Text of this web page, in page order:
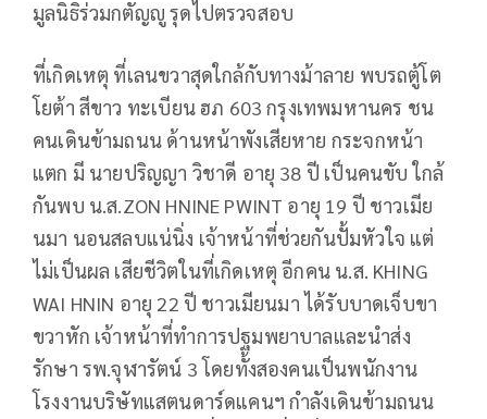
มูลนิธิร่วมกตัญญู รุดไปตรวจสอบ
ที่เกิดเหตุ ที่เลนขวาสุดใกล้กับทางม้าลาย พบรถตู้โต
โยต้า สีขาว ทะเบียน ฮภ 603 กรุงเทพมหานคร ชน
คนเดินข้ามถนน ด้านหน้าพังเสียหาย กระจกหน้า
แตก มี นายปริญญา วิชาดี อายุ 38 ปี เป็นคนขับ ใกล้
กันพบ น.ส.ZON HNINE PWINT อายุ 19 ปี ชาวเมีย
นมา นอนสลบแน่นิ่ง เจ้าหน้าที่ช่วยกันปั้มหัวใจ แต่
ไม่เป็นผล เสียชีวิตในที่เกิดเหตุ อีกคน น.ส. KHING
WAI HNIN อายุ 22 ปี ชาวเมียนมา ได้รับบาดเจ็บขา
ขวาหัก เจ้าหน้าที่ทำการปฐมพยาบาลและนำส่ง
รักษา รพ.จุฬารัตน์ 3 โดยทั้งสองคนเป็นพนักงาน
โรงงานบริษัทแสตนดาร์ดแคนฯ กำลังเดินข้ามถนน